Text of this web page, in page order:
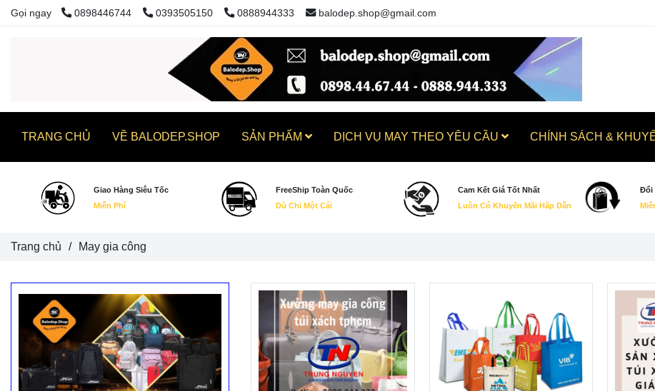
Trang chủ / May gia công
Gọi ngay 0898446744 0393505150 0888944333 balodep.shop@gmail.com
TRANG CHỦ VỀ BALODEP.SHOP SẢN PHẨM DỊCH VỤ MAY THEO YÊU CẦU CHÍNH SÁCH &
Giao Hàng Siêu Tốc
Miễn Phí
FreeShip Toàn Quốc
Dù Chỉ Một Cái
Cam Kết Giá Tốt Nhất
Luôn Có Khuyến Mãi Hấp Dẫn
Đổi